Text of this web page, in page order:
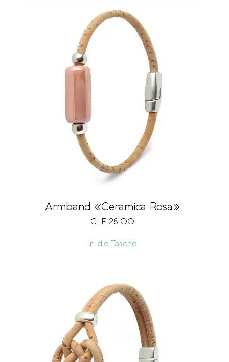
Armband «Ceramica Rosa»
CHF 28.00
In die Tasche